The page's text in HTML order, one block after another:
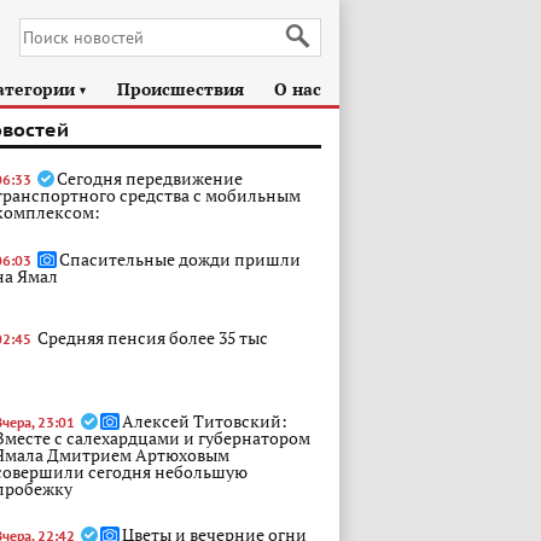
► Происшествия О нас
Сегодня передвижение
средства с мобильным
Спасительные дожди пришли
Ямал
Средняя пенсия более 35 тыс
23:01 Алексей Титовский:
с салехардцами и губернатором
Дмитрием Артюховым
сегодня небольшую
22:42 Цветы и вечерние огни